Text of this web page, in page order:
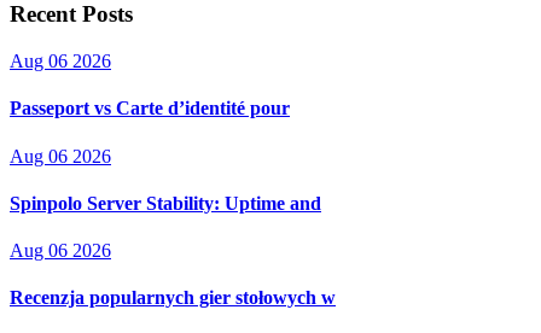
Recent Posts
Aug 06 2026
Passeport vs Carte d’identité pour
Aug 06 2026
Spinpolo Server Stability: Uptime and
Aug 06 2026
Recenzja popularnych gier stołowych w